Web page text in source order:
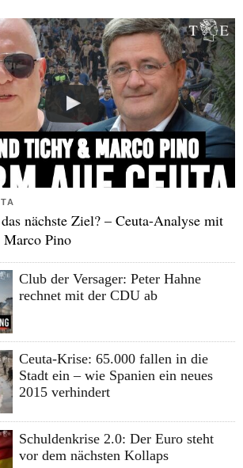
nächste Ziel? – Ceuta-Analyse mit
Pino
Club der Versager: Peter Hahne
rechnet mit der CDU ab
Ceuta-Krise: 65.000 fallen in die
Stadt ein – wie Spanien ein neues
2015 verhindert
Schuldenkrise 2.0: Der Euro steht
vor dem nächsten Kollaps